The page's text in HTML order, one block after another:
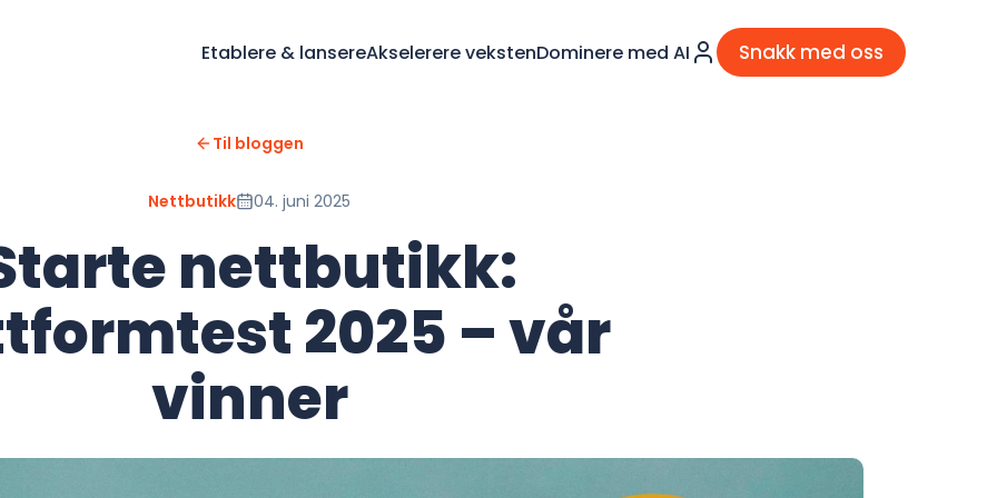
Etablere & lansereAkselerere vekstenDominere med AI Snakk med oss
Til bloggen
Nettbutikk 04. juni 2025
nettbutikk:
2025 – vår
vinner